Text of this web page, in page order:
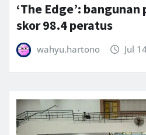
‘The Edge’:
skor 98.4 peratus
wahyu.hartono Jul